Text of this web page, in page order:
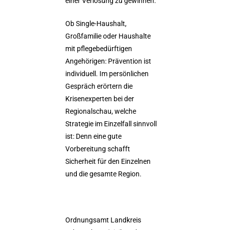
Ob Single-Haushalt,
Großfamilie oder Haushalte
mit pflegebedürftigen
Angehörigen: Prävention ist
individuell. Im persönlichen
Gespräch erörtern die
Krisenexperten bei der
Regionalschau, welche
Strategie im Einzelfall sinnvoll
ist: Denn eine gute
Vorbereitung schafft
Sicherheit für den Einzelnen
und die gesamte Region.
Ordnungsamt Landkreis